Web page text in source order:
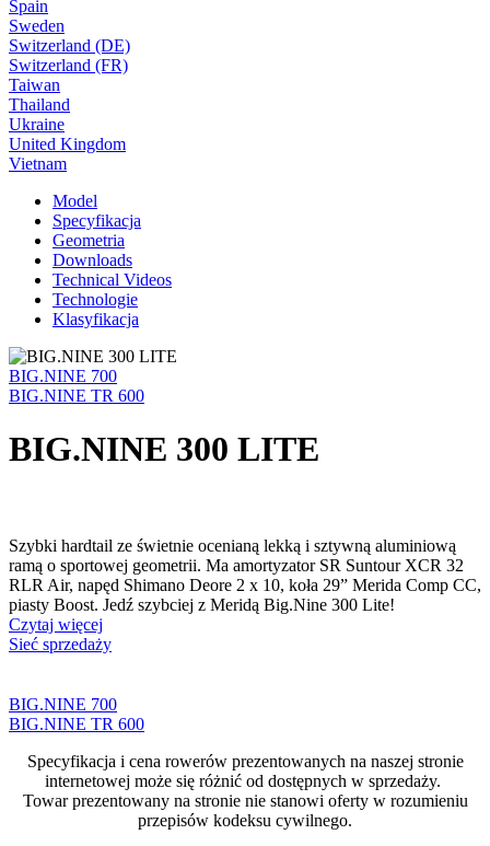
Spain
Sweden
Switzerland (DE)
Switzerland (FR)
Taiwan
Thailand
Ukraine
United Kingdom
Vietnam
Model
Specyfikacja
Geometria
Downloads
Technical Videos
Technologie
Klasyfikacja
BIG.NINE 700
BIG.NINE TR 600
BIG.NINE 300 LITE
Szybki hardtail ze świetnie ocenianą lekką i sztywną aluminiową
ramą o sportowej geometrii. Ma amortyzator SR Suntour XCR 32
RLR Air, napęd Shimano Deore 2 x 10, koła 29” Merida Comp CC,
piasty Boost. Jedź szybciej z Meridą Big.Nine 300 Lite!
Czytaj więcej
Sieć sprzedaży
BIG.NINE 700
BIG.NINE TR 600
Specyfikacja i cena rowerów prezentowanych na naszej stronie
internetowej może się różnić od dostępnych w sprzedaży.
Towar prezentowany na stronie nie stanowi oferty w rozumieniu
przepisów kodeksu cywilnego.